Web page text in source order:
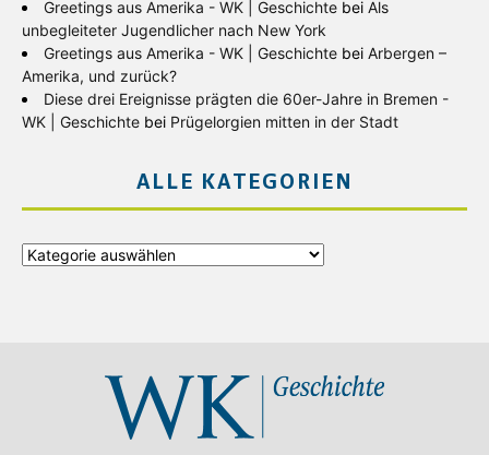
Greetings aus Amerika - WK | Geschichte bei Als
unbegleiteter Jugendlicher nach New York
Greetings aus Amerika - WK | Geschichte bei Arbergen –
Amerika, und zurück?
Diese drei Ereignisse prägten die 60er-Jahre in Bremen -
WK | Geschichte bei Prügelorgien mitten in der Stadt
ALLE KATEGORIEN
Alle